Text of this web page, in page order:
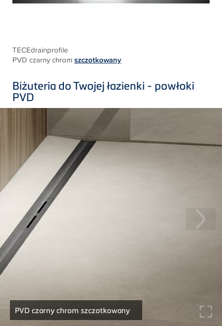
TECEdrainprofile
PVD czarny chrom szczotkowany
Biżuteria do Twojej łazienki - powłoki
PVD
PVD czarny chrom szczotkowany